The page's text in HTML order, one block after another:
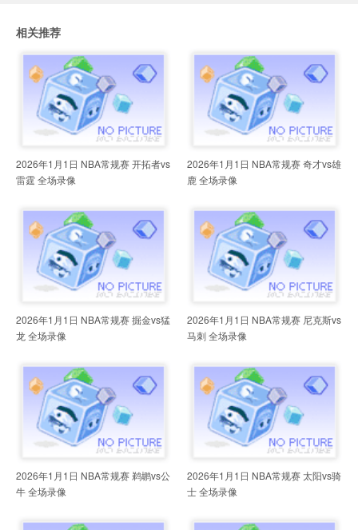
相关推荐
2026年1月1日 NBA常规赛 开拓者vs
雷霆 全场录像
2026年1月1日 NBA常规赛 奇才vs雄
鹿 全场录像
2026年1月1日 NBA常规赛 掘金vs猛
龙 全场录像
2026年1月1日 NBA常规赛 尼克斯vs
马刺 全场录像
2026年1月1日 NBA常规赛 鹈鹕vs公
牛 全场录像
2026年1月1日 NBA常规赛 太阳vs骑
士 全场录像